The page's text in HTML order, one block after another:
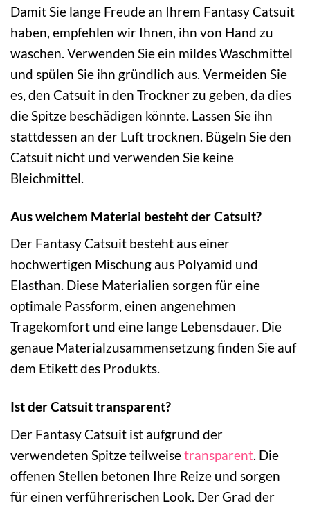
Damit Sie lange Freude an Ihrem Fantasy Catsuit
haben, empfehlen wir Ihnen, ihn von Hand zu
waschen. Verwenden Sie ein mildes Waschmittel
und spülen Sie ihn gründlich aus. Vermeiden Sie
es, den Catsuit in den Trockner zu geben, da dies
die Spitze beschädigen könnte. Lassen Sie ihn
stattdessen an der Luft trocknen. Bügeln Sie den
Catsuit nicht und verwenden Sie keine
Bleichmittel.
Aus welchem Material besteht der Catsuit?
Der Fantasy Catsuit besteht aus einer
hochwertigen Mischung aus Polyamid und
Elasthan. Diese Materialien sorgen für eine
optimale Passform, einen angenehmen
Tragekomfort und eine lange Lebensdauer. Die
genaue Materialzusammensetzung finden Sie auf
dem Etikett des Produkts.
Ist der Catsuit transparent?
Der Fantasy Catsuit ist aufgrund der
verwendeten Spitze teilweisetransparent. Die
offenen Stellen betonen Ihre Reize und sorgen
für einen verführerischen Look. Der Grad der